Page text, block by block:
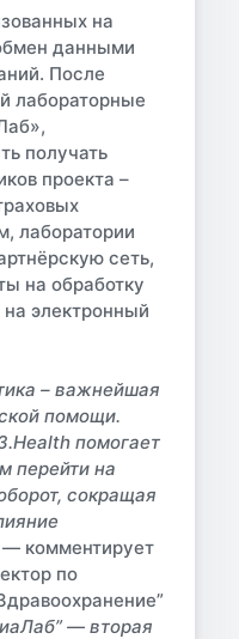
на
данными
После
лабораторные
получать
проекта –
лаборатории
сеть,
на обработку
электронный
– важнейшая
помощи.
помогает
перейти на
сокращая
— комментирует
по
— вторая